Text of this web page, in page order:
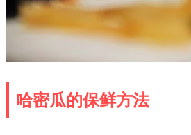
哈密瓜的保鲜方法